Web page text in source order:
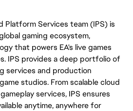
Services team (IPS) is
gaming ecosystem,
that powers EA's live games
IPS provides a deep portfolio of
services and production
studios. From scalable cloud
services, IPS ensures
anytime, anywhere for